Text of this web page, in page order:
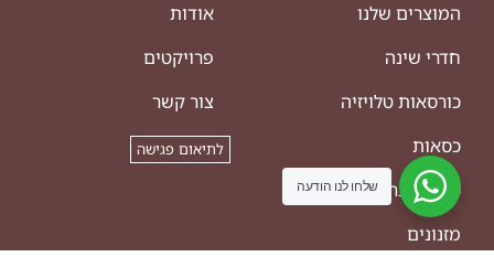
אודות
פרויקטים
צור קשר
לתיאום פגישה
המוצרים שלנו
חדרי שינה
כורסאות טלויזיה
כסאות
כסאות בר
מזנונים
שלחו לנו הודעה